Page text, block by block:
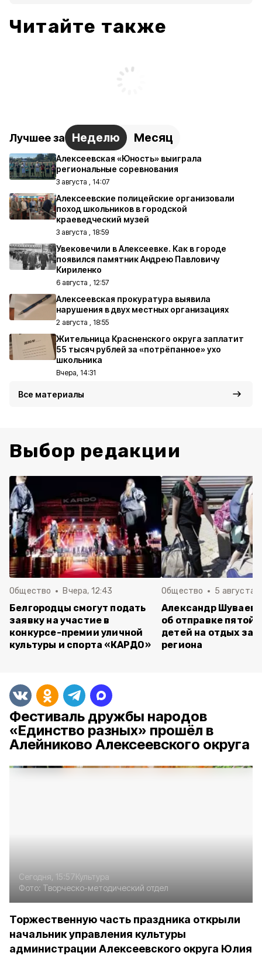
Читайте также
Лучшее за Неделю Месяц
Алексеевская «Юность» выиграла
региональные соревнования
3 августа , 14:07
Алексеевские полицейские организовали
поход школьников в городской
краеведческий музей
3 августа , 18:59
Увековечили в Алексеевке. Как в городе
появился памятник Андрею Павловичу
Кириленко
6 августа , 12:57
Алексеевская прокуратура выявила
нарушения в двух местных организациях
2 августа , 18:55
Жительница Красненского округа заплатит
55 тысяч рублей за «потрёпанное» ухо
школьника
Вчера, 14:31
Все материалы
Выбор редакции
Общество Вчера, 12:43
Белгородцы смогут подать
заявку на участие в
конкурсе-премии уличной
культуры и спорта «КАРДО»
Общество 5 августа ,
Александр Шуваев
об отправке пятой
детей на отдых за
региона
Фестиваль дружбы народов
«Единство разных» прошёл в
Алейниково Алексеевского округа
Сегодня, 15:57Культура
Фото: Творческо-методический отдел
Торжественную часть праздника открыли
начальник управления культуры
администрации Алексеевского округа Юлия